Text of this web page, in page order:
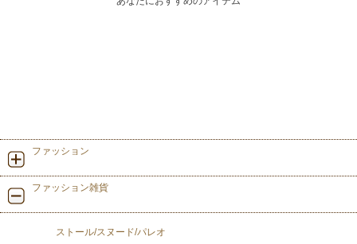
ファッション
ファッション雑貨
ストール/スヌード/パレオ